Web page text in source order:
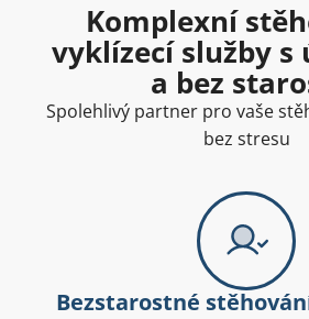
Komplexní
vyklízecí služby s
a bez
Spolehlivý partner pro vaše
bez stresu
Bezstarostné